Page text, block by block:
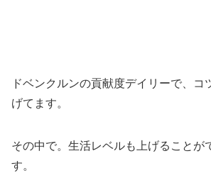
ドベンクルンの貢献度デイリーで、コ
げてます。
その中で。生活レベルも上げることが
す。